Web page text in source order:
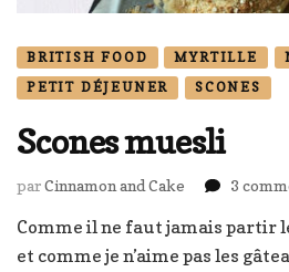
BRITISH FOOD MYRTILLE
PETIT DÉJEUNER
SCONES
Scones muesli
parCinnamon and Cake 3
Comme il ne faut jamais partir
et comme je n’aime pas les